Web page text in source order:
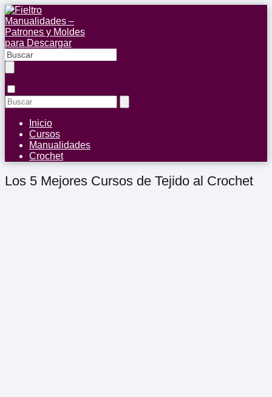
Inicio
Cursos
Manualidades
Crochet
Los 5 Mejores Cursos de Tejido al Crochet